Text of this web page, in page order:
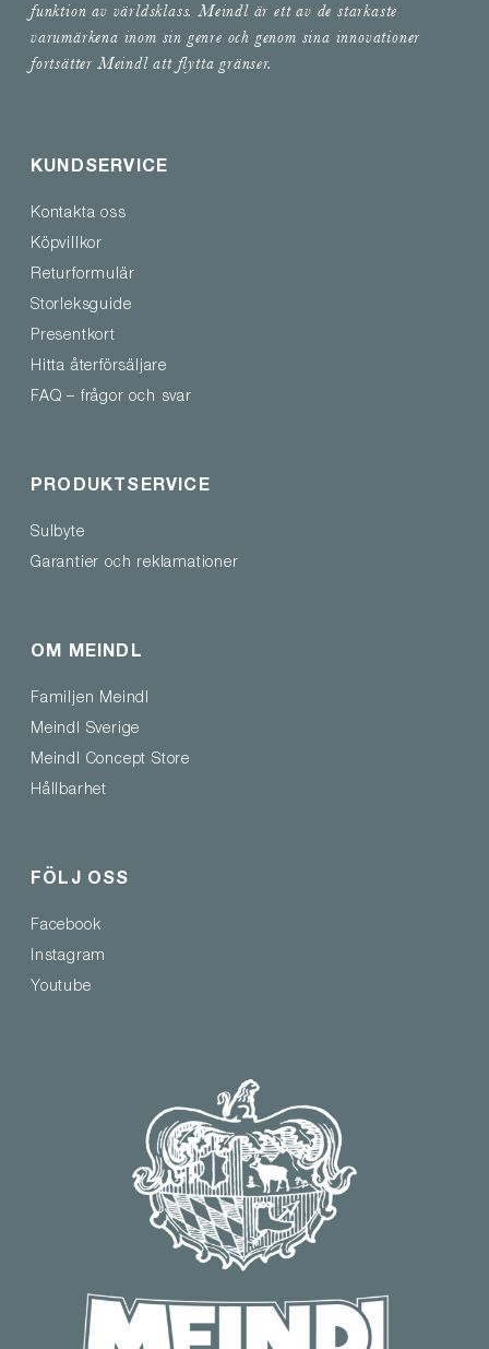
funktion av världsklass. Meindl är ett av de starkaste
varumärkena inom sin genre och genom sina innovationer
fortsätter Meindl att flytta gränser.
KUNDSERVICE
Kontakta oss
Köpvillkor
Returformulär
Storleksguide
Presentkort
Hitta återförsäljare
FAQ – frågor och svar
PRODUKTSERVICE
Sulbyte
Garantier och reklamationer
OM MEINDL
Familjen Meindl
Meindl Sverige
Meindl Concept Store
Hållbarhet
FÖLJ OSS
Facebook
Instagram
Youtube